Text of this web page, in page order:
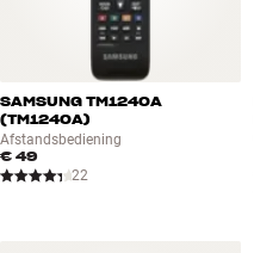
SAMSUNG TM1240A
(TM1240A)
Afstandsbediening
€ 49
22